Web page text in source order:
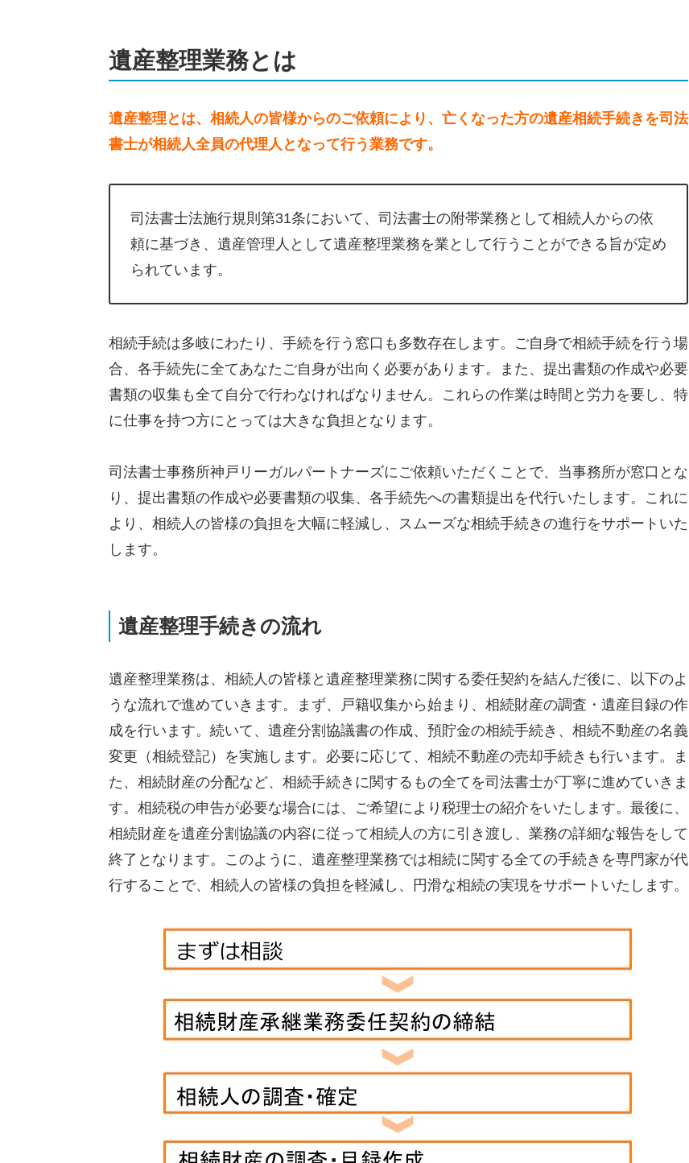
遺産整理業務とは
遺産整理とは、相続人の皆様からのご依頼により、亡くなった方の遺産相続手続きを司法
書士が相続人全員の代理人となって行う業務です。
司法書士法施行規則第31条において、司法書士の附帯業務として相続人からの依
頼に基づき、遺産管理人として遺産整理業務を業として行うことができる旨が定め
られています。
相続手続は多岐にわたり、手続を行う窓口も多数存在します。ご自身で相続手続を行う場
合、各手続先に全てあなたご自身が出向く必要があります。また、提出書類の作成や必要
書類の収集も全て自分で行わなければなりません。これらの作業は時間と労力を要し、特
に仕事を持つ方にとっては大きな負担となります。
司法書士事務所神戸リーガルパートナーズにご依頼いただくことで、当事務所が窓口とな
り、提出書類の作成や必要書類の収集、各手続先への書類提出を代行いたします。これに
より、相続人の皆様の負担を大幅に軽減し、スムーズな相続手続きの進行をサポートいた
します。
遺産整理手続きの流れ
遺産整理業務は、相続人の皆様と遺産整理業務に関する委任契約を結んだ後に、以下のよ
うな流れで進めていきます。まず、戸籍収集から始まり、相続財産の調査・遺産目録の作
成を行います。続いて、遺産分割協議書の作成、預貯金の相続手続き、相続不動産の名義
変更（相続登記）を実施します。必要に応じて、相続不動産の売却手続きも行います。ま
た、相続財産の分配など、相続手続きに関するもの全てを司法書士が丁寧に進めていきま
す。相続税の申告が必要な場合には、ご希望により税理士の紹介をいたします。最後に、
相続財産を遺産分割協議の内容に従って相続人の方に引き渡し、業務の詳細な報告をして
終了となります。このように、遺産整理業務では相続に関する全ての手続きを専門家が代
行することで、相続人の皆様の負担を軽減し、円滑な相続の実現をサポートいたします。